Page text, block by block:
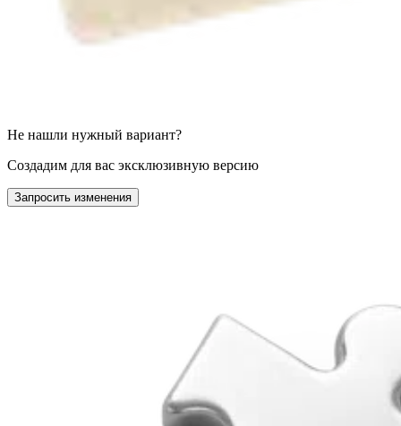
Не нашли нужный вариант?
Создадим для вас эксклюзивную версию
Запросить изменения